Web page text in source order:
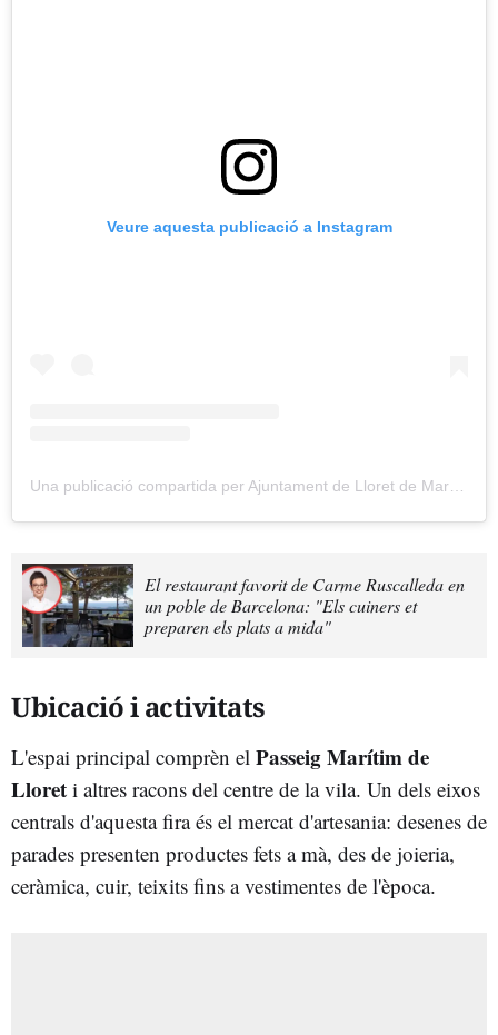
Veure aquesta publicació a Instagram
El restaurant favorit de Carme Ruscalleda en
un poble de Barcelona: "Els cuiners et
preparen els plats a mida"
Ubicació i activitats
L'espai principal comprèn el Passeig Marítim de
Lloret i altres racons del centre de la vila. Un dels eixos
centrals d'aquesta fira és el mercat d'artesania: desenes de
parades presenten productes fets a mà, des de joieria,
ceràmica, cuir, teixits fins a vestimentes de l'època.